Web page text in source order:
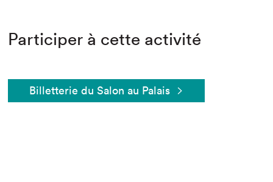
Participer à cette activité
Billetterie du Salon au Palais